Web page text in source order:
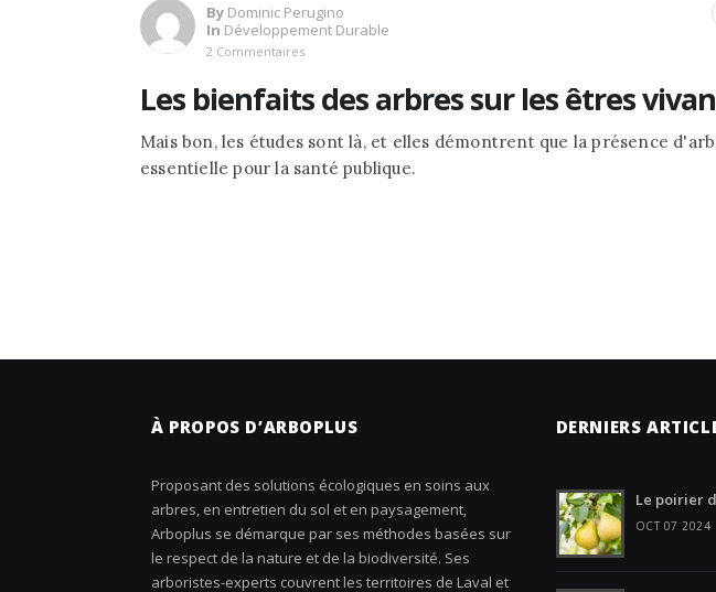
By Dominic Perugino
In Développement Durable
2 Commentaires
Les bienfaits des arbres sur les êtres
Mais bon, les études sont là, et elles démontrent que la présence
essentielle pour la santé publique.
À PROPOS D’ARBOPLUS
Proposant des solutions écologiques en soins aux
arbres, en entretien du sol et en paysagement,
Arboplus se démarque par ses méthodes basées sur
le respect de la nature et de la biodiversité. Ses
arboristes-experts couvrent les territoires de Laval et
DERNIERS
Le poirier
OCT 07 2024